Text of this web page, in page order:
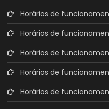
Horários de
Horários de
Horários de
Horários de
Horários de